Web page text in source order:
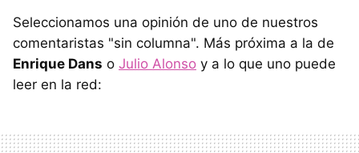
Seleccionamos una opinión de uno de nuestros
comentaristas "sin columna". Más próxima a la de
Enrique Dans o Julio Alonso y a lo que uno puede
leer en la red: